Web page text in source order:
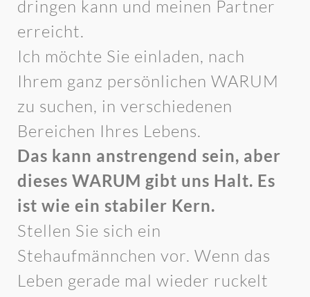
dringen kann und meinen Partner
erreicht.
Ich möchte Sie einladen, nach
Ihrem ganz persönlichen WARUM
zu suchen, in verschiedenen
Bereichen Ihres Lebens.
Das kann anstrengend sein, aber
dieses WARUM gibt uns Halt. Es
ist wie ein stabiler Kern.
Stellen Sie sich ein
Stehaufmännchen vor. Wenn das
Leben gerade mal wieder ruckelt